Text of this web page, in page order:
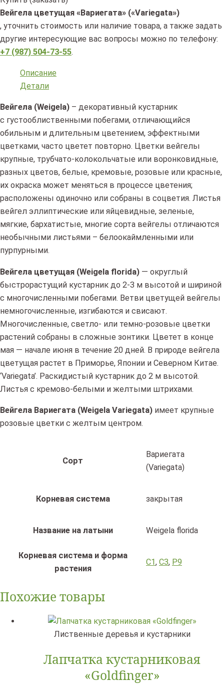
Вейгела цветущая «Вариегата» («Variegata»)
, уточнить стоимость или наличие товара, а также задать
другие интересующие вас вопросы можно по телефону:
+7 (987) 504-73-55.
Описание
Детали
Вейгела (Weigela) – декоративный кустарник
с густооблиственными побегами, отличающийся
обильным и длительным цветением, эффектными
цветками, часто цветет повторно. Цветки вейгелы
крупные, трубчато-колокольчатые или воронковидные,
разных цветов, белые, кремовые, розовые или красные,
их окраска может меняться в процессе цветения;
расположены одиночно или собраны в соцветия. Листья
вейгел эллиптические или яйцевидные, зеленые,
мягкие, бархатистые, многие сорта вейгелы отличаются
необычными листьями – белоокаймленными или
пурпурными.
Вейгела цветущая (Weigela florida) — округлый
быстрорастущий кустарник до 2-3 м высотой и шириной
с многочисленными побегами. Ветви цветущей вейгелы
немногочисленные, изгибаются и свисают.
Многочисленные, светло- или темно-розовые цветки
растений собраны в сложные зонтики. Цветет в конце
мая — начале июня в течение 20 дней. В природе вейгела
цветущая растет в Приморье, Японии и Северном Китае.
‘Variegata’. Раскидистый кустарник до 2 м высотой.
Листья с кремово-белыми и желтыми штрихами.
Вейгела Вариегата (Weigela Variegata) имеет крупные
розовые цветки с желтым центром.
Сорт
Вариегата
(Variegata)
Корневая система закрытая
Название на латыни Weigela florida
Корневая система и форма
растения
C1, C3, P9
Похожие товары
Лиственные деревья и кустарники
Лапчатка кустарниковая
«Goldfinger»